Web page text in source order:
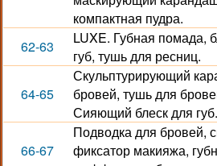
компактная пудра.
62-63
LUXE. Губная помада,
губ, тушь для ресниц.
64-65
Скульптурирующий
бровей, тушь для
Сияющий блеск для губ.
66-67
Подводка для бровей,
фиксатор макияжа,